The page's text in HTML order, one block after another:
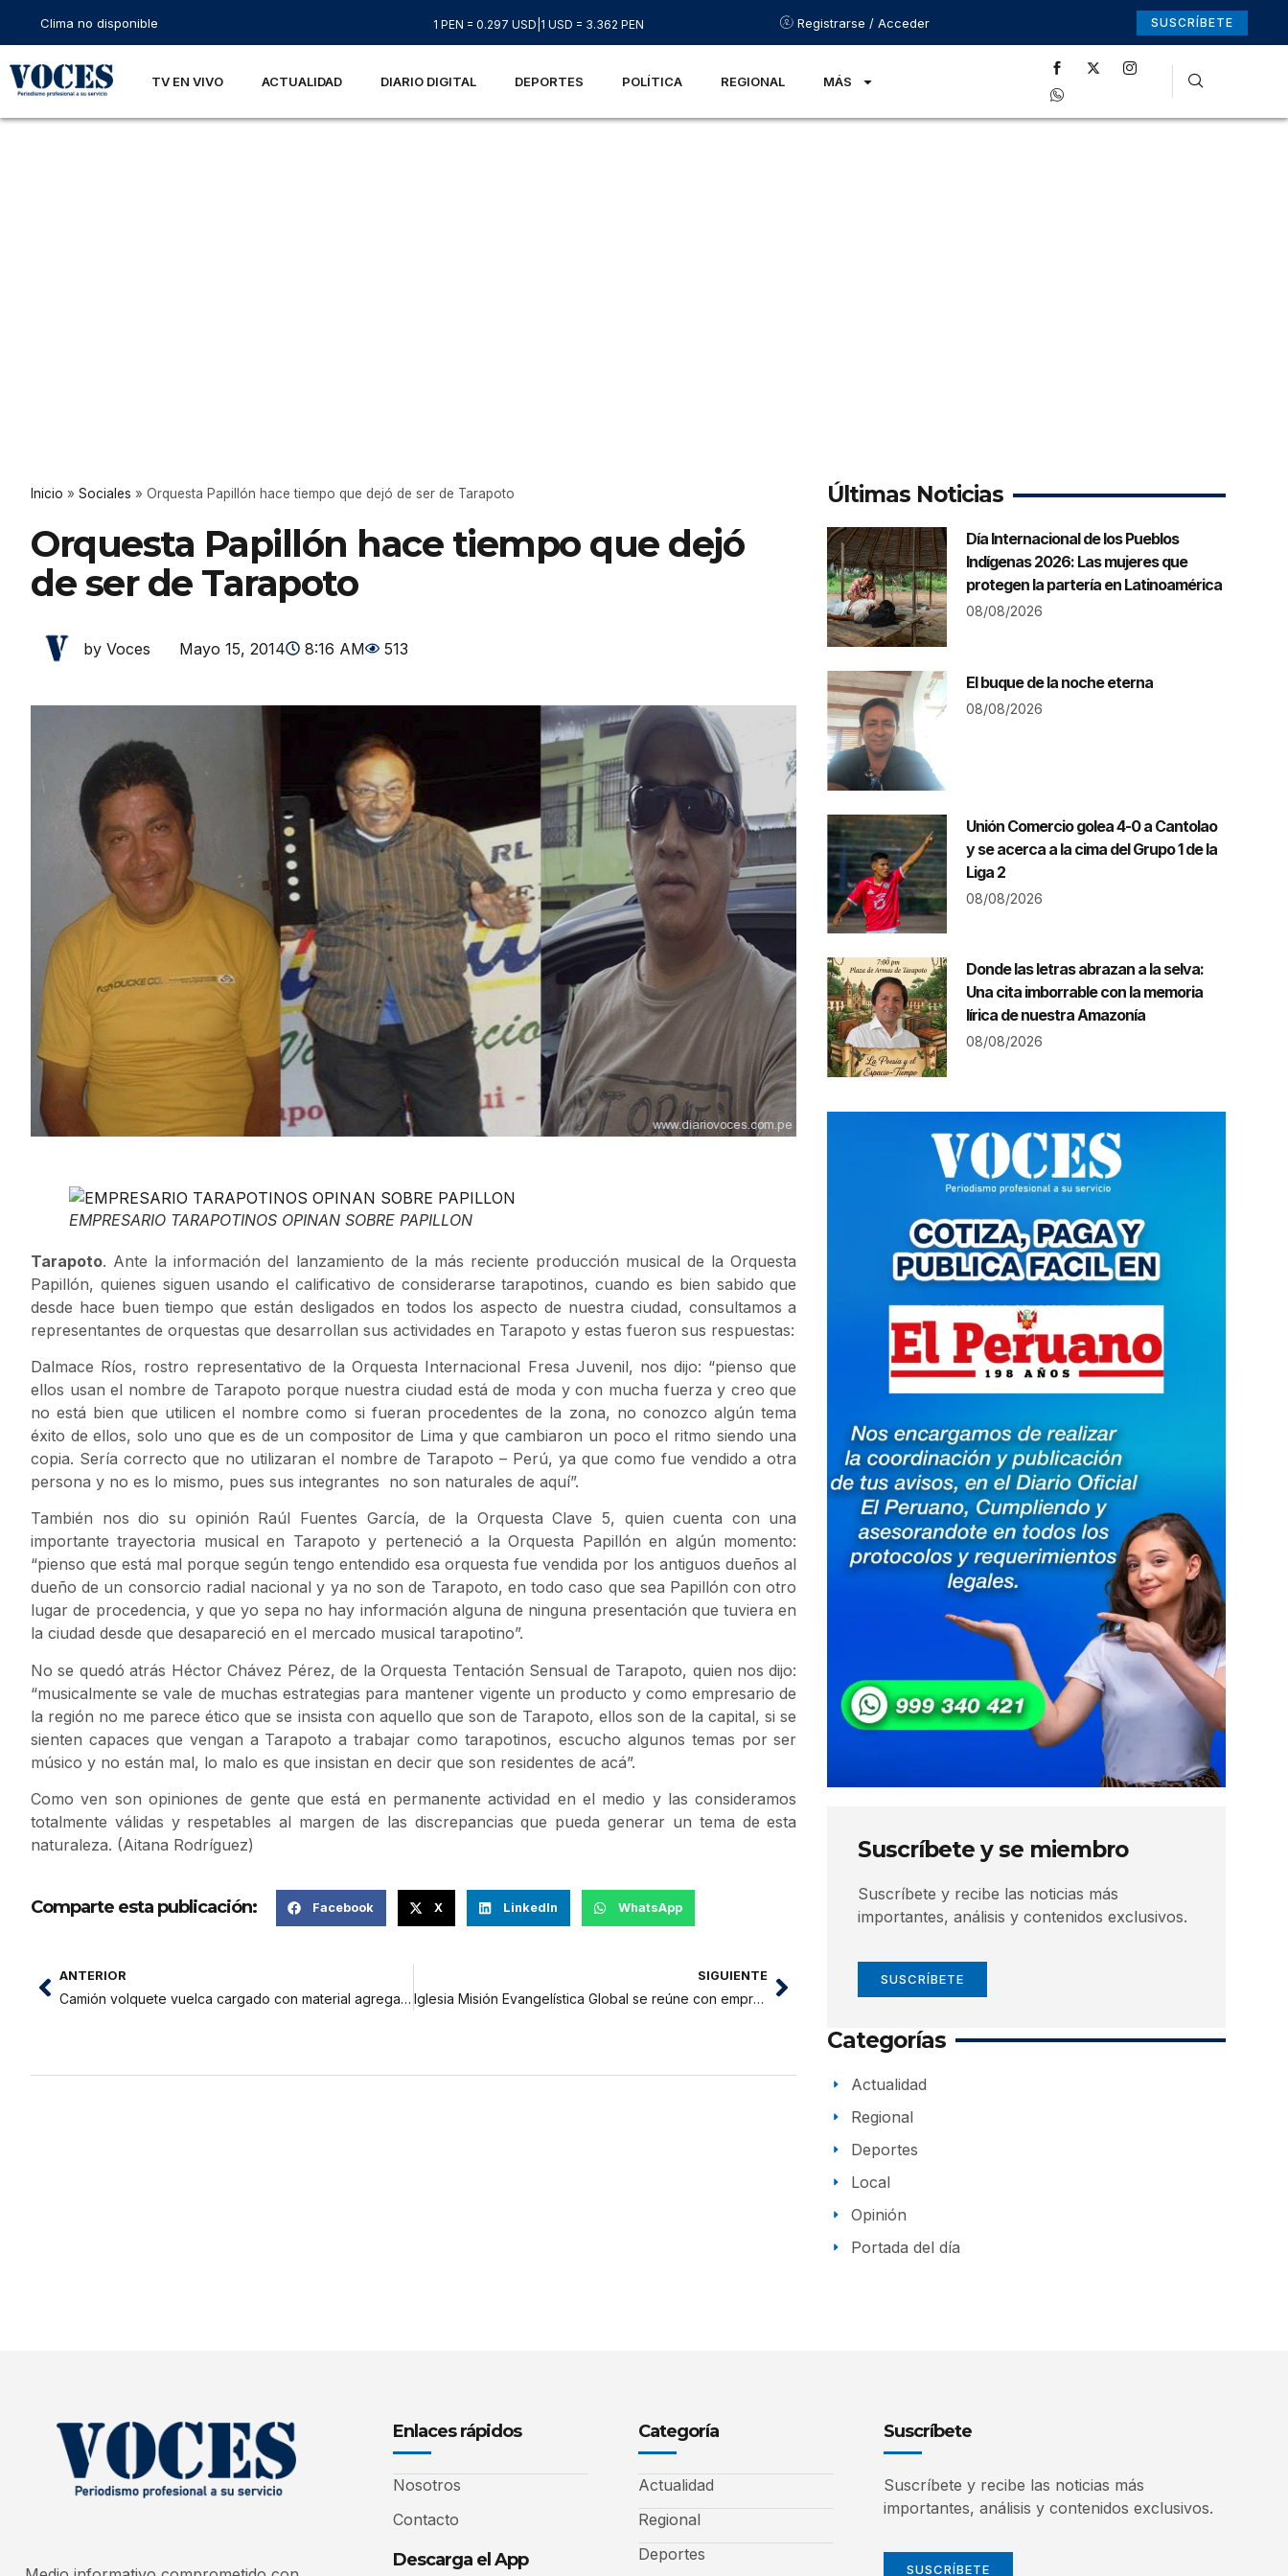
Clima no disponible 1 PEN = 0.297 USD 1 USD = 3.362 PEN Registrarse / Acceder SUSCRÍBETE
TV EN VIVO ACTUALIDAD DIARIO DIGITAL DEPORTES POLÍTICA REGIONAL MÁS
Inicio » Sociales » Orquesta Papillón hace tiempo que dejó de ser de Tarapoto
Orquesta Papillón hace tiempo que dejó
de ser de Tarapoto
by Voces Mayo 15, 2014 8:16 AM 513
EMPRESARIO TARAPOTINOS OPINAN SOBRE PAPILLON
Tarapoto. Ante la información del lanzamiento de la más reciente producción musical de la Orquesta
Papillón, quienes siguen usando el calificativo de considerarse tarapotinos, cuando es bien sabido que
desde hace buen tiempo que están desligados en todos los aspecto de nuestra ciudad, consultamos a
representantes de orquestas que desarrollan sus actividades en Tarapoto y estas fueron sus respuestas:
Dalmace Ríos, rostro representativo de la Orquesta Internacional Fresa Juvenil, nos dijo: “pienso que
ellos usan el nombre de Tarapoto porque nuestra ciudad está de moda y con mucha fuerza y creo que
no está bien que utilicen el nombre como si fueran procedentes de la zona, no conozco algún tema
éxito de ellos, solo uno que es de un compositor de Lima y que cambiaron un poco el ritmo siendo una
copia. Sería correcto que no utilizaran el nombre de Tarapoto – Perú, ya que como fue vendido a otra
persona y no es lo mismo, pues sus integrantes no son naturales de aquí”.
También nos dio su opinión Raúl Fuentes García, de la Orquesta Clave 5, quien cuenta con una
importante trayectoria musical en Tarapoto y perteneció a la Orquesta Papillón en algún momento:
“pienso que está mal porque según tengo entendido esa orquesta fue vendida por los antiguos dueños al
dueño de un consorcio radial nacional y ya no son de Tarapoto, en todo caso que sea Papillón con otro
lugar de procedencia, y que yo sepa no hay información alguna de ninguna presentación que tuviera en
la ciudad desde que desapareció en el mercado musical tarapotino”.
No se quedó atrás Héctor Chávez Pérez, de la Orquesta Tentación Sensual de Tarapoto, quien nos dijo:
“musicalmente se vale de muchas estrategias para mantener vigente un producto y como empresario de
la región no me parece ético que se insista con aquello que son de Tarapoto, ellos son de la capital, si se
sienten capaces que vengan a Tarapoto a trabajar como tarapotinos, escucho algunos temas por ser
músico y no están mal, lo malo es que insistan en decir que son residentes de acá”.
Como ven son opiniones de gente que está en permanente actividad en el medio y las consideramos
totalmente válidas y respetables al margen de las discrepancias que pueda generar un tema de esta
naturaleza. (Aitana Rodríguez)
Comparte esta publicación: Facebook X LinkedIn WhatsApp
ANTERIOR
Camión volquete vuelca cargado con material agregado
SIGUIENTE
Iglesia Misión Evangelística Global se reúne con empresarios y políticos
Últimas Noticias
Día Internacional de los Pueblos
Indígenas 2026: Las mujeres que
protegen la partería en Latinoamérica
08/08/2026
El buque de la noche eterna
08/08/2026
Unión Comercio golea 4-0 a Cantolao
y se acerca a la cima del Grupo 1 de la
Liga 2
08/08/2026
Donde las letras abrazan a la selva:
Una cita imborrable con la memoria
lírica de nuestra Amazonía
08/08/2026
Suscríbete y se miembro
Suscríbete y recibe las noticias más
importantes, análisis y contenidos exclusivos.
SUSCRÍBETE
Categorías
Actualidad
Regional
Deportes
Local
Opinión
Portada del día
Enlaces rápidos
Nosotros
Contacto
Descarga el App
Categoría
Actualidad
Regional
Deportes
Suscríbete
Suscríbete y recibe las noticias más
importantes, análisis y contenidos exclusivos.
SUSCRÍBETE